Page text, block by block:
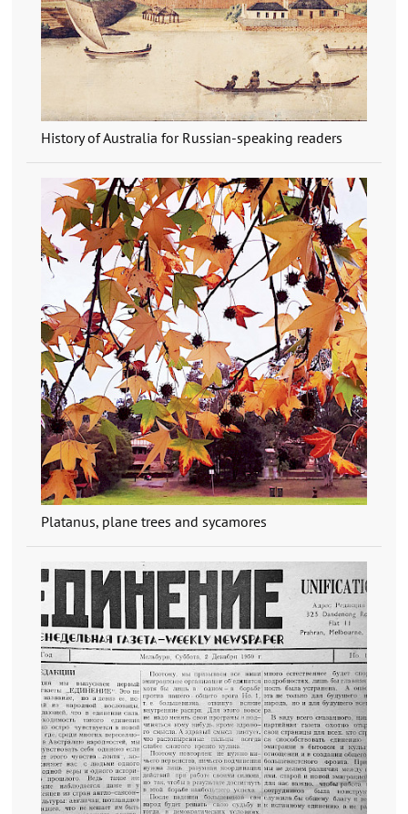
History of Australia for Russian-speaking readers
Platanus, plane trees and sycamores